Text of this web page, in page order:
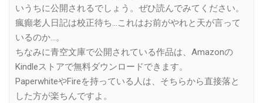
いうちに公開されるでしょう。ぜひ読んでみてください。
瘋癲老人日記は校正待ち…これはお前がやれと天が言って
いるのか…。
ちなみに青空文庫で公開されている作品は、Amazonの
Kindleストアで無料ダウンロードできます。
PaperwhiteやFireを持っている人は、そちらから直接落と
した方が楽ちんですよ。